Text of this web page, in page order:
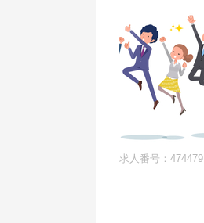
求人番号：474479